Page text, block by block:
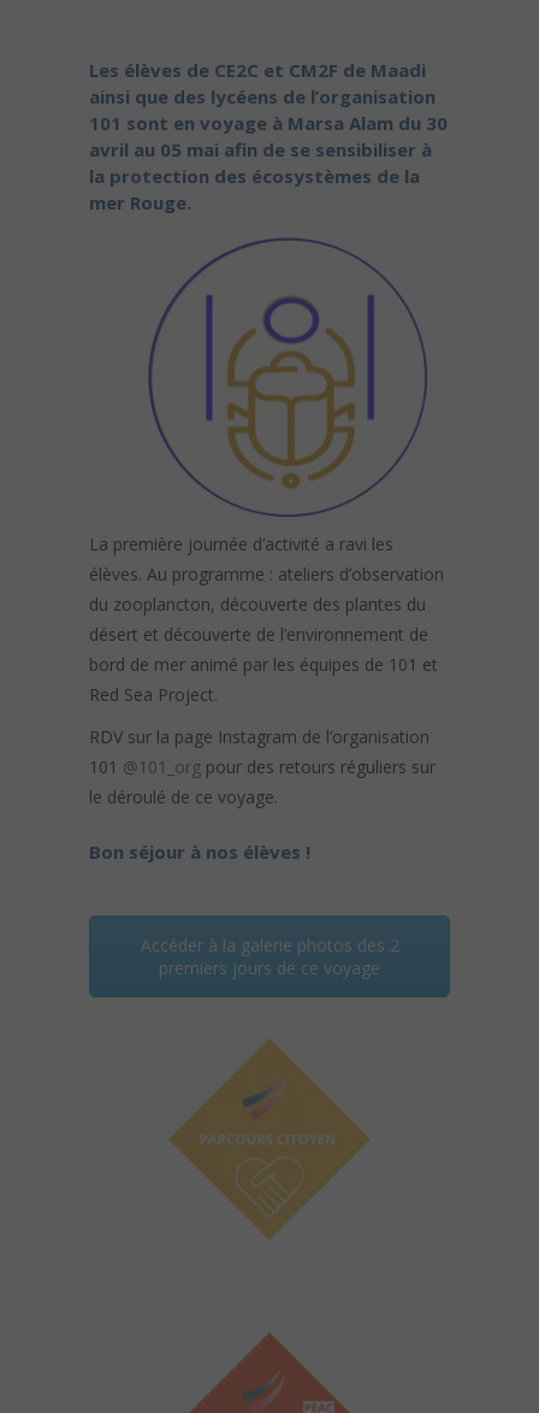
Les élèves de CE2C et CM2F de Maadi
ainsi que des lycéens de l’organisation
101 sont en voyage à Marsa Alam du 30
avril au 05 mai afin de se sensibiliser à
la protection des écosystèmes de la
mer Rouge.
La première journée d’activité a ravi les
élèves. Au programme : ateliers d’observation
du zooplancton, découverte des plantes du
désert et découverte de l’environnement de
bord de mer animé par les équipes de 101 et
Red Sea Project.
RDV sur la page Instagram de l’organisation
101 @101_org pour des retours réguliers sur
le déroulé de ce voyage.
Bon séjour à nos élèves !
Accéder à la galerie photos des 2
premiers jours de ce voyage